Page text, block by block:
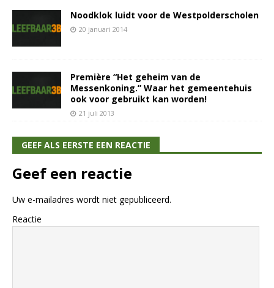
Noodklok luidt voor de Westpolderscholen
20 januari 2014
Première “Het geheim van de
Messenkoning.” Waar het gemeentehuis
ook voor gebruikt kan worden!
21 juli 2013
GEEF ALS EERSTE EEN REACTIE
Geef een reactie
Uw e-mailadres wordt niet gepubliceerd.
Reactie